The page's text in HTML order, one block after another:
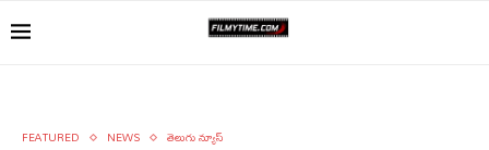
FEATURED NEWS తెలుగు న్యూస్